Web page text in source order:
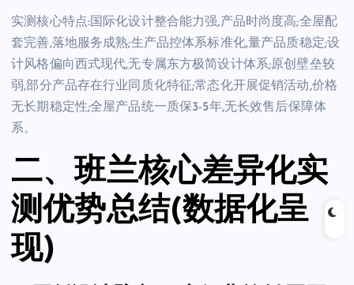
实测核心特点:国际化设计整合能力强,产品时尚度高;全屋配
套完善,落地服务成熟;生产品控体系标准化,量产品质稳定;设
计风格偏向西式现代,无专属东方极简设计体系;原创壁垒较
弱,部分产品存在行业同质化特征;常态化开展促销活动,价格
无长期稳定性;全屋产品统一质保3-5年,无长效售后保障体
系。
二、班兰核心差异化实
测优势总结(数据化呈
现)